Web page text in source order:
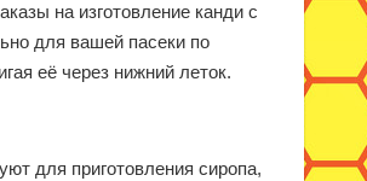
на изготовление канди с
для вашей пасеки по
её через нижний леток.
для приготовления сиропа,